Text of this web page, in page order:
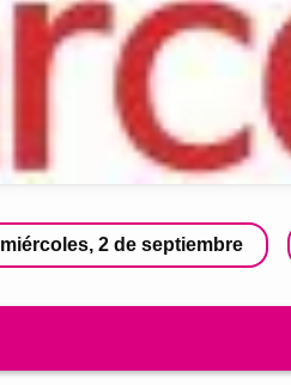
miércoles, 2 de septiembre